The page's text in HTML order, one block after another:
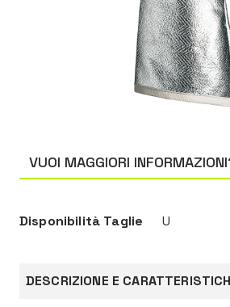
VUOI MAGGIORI
Disponibilità Taglie U
DESCRIZIONE E